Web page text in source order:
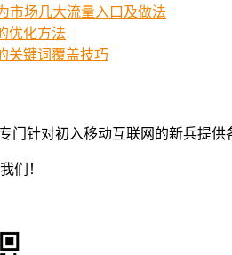
市场几大流量入口及做法
优化方法
关键词覆盖技巧
门针对初入移动互联网的新兵提供
们！